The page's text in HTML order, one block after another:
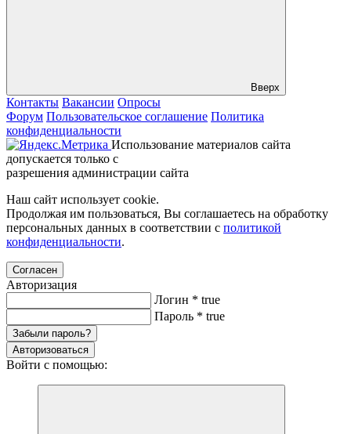
Вверх
Контакты Вакансии Опросы
Форум Пользовательское соглашение Политика
конфиденциальности
Использование материалов сайта
допускается только с
разрешения администрации сайта
Наш сайт использует cookie.
Продолжая им пользоваться, Вы соглашаетесь на обработку
персональных данных в соответствии с политикой
конфиденциальности.
Согласен
Авторизация
Логин * true
Пароль * true
Забыли пароль?
Авторизоваться
Войти с помощью: